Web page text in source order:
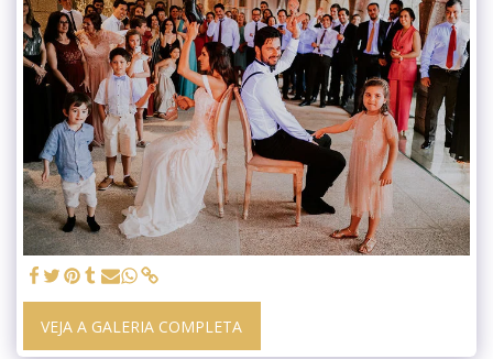
VEJA A GALERIA COMPLETA